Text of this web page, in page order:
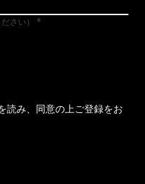
さい）
読み、同意の上ご登録をお